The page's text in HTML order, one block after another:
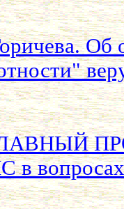
Об
вопросах